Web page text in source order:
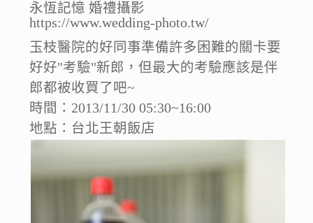
永恆記憶 婚禮攝影
https://www.wedding-photo.tw/
玉枝醫院的好同事準備許多困難的關卡要
好好"考驗"新郎，但最大的考驗應該是伴
郎都被收買了吧~
時間：2013/11/30 05:30~16:00
地點：台北王朝飯店